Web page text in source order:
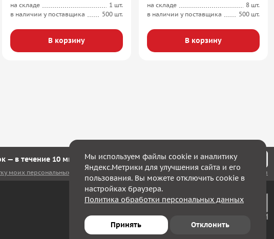
на складе
1 шт.
в наличии у поставщика
500 шт.
В корзину
на складе
8 шт.
в наличии у поставщика
500 шт.
В корзину
— в течение 10 минут мы с Вами свяжемся!
моих персональных данных, а также соглашаюсь с политикой конфиденциальности
Мы используем файлы cookie и аналитику
Яндекс.Метрики для улучшения сайта и его
пользования. Вы можете отключить cookie в
настройках браузера.
Политика обработки персональных данных
Принять Отклонить